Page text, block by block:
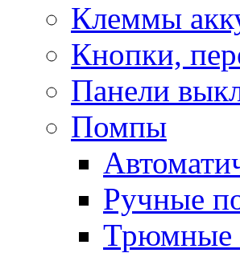
Клеммы
Кнопки,
Панели
Помпы
Ручные
Трюмные